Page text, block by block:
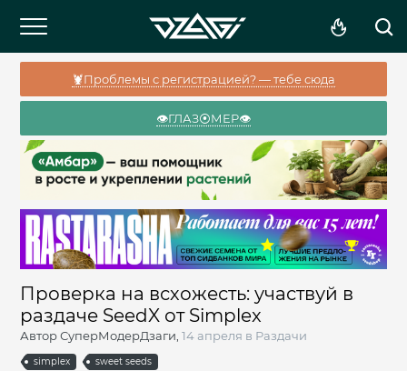
🦞Проблемы с регистрацией? — тебе сюда
👁️ГЛАЗ⦿МЕР👁️
Проверка на всхожесть: участвуй в
раздаче SeedX от Simplex
АвторСуперМодерДзаги, 14 апреля в Раздачи
simplex sweet seeds